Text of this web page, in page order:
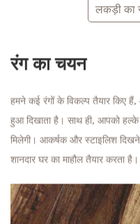
लकड़ी का
अधिक रंगों का परिचय
रंग का चयन
हमने कई रंगों के विकल्प तैयार किए
हुआ दिखाता है। साथ ही, आपको हल्के
मिलेगी। आकर्षक और स्टाइलिश
शानदार घर का माहौल तैयार करता है।